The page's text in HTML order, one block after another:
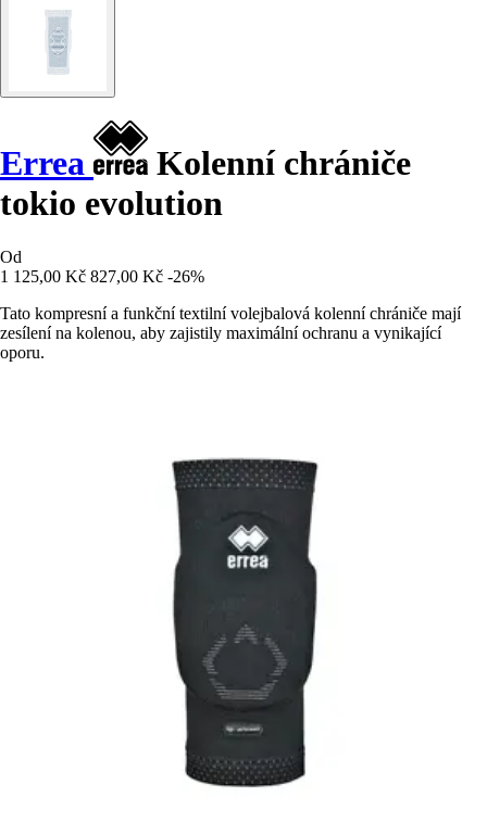
Errea
Kolenní chrániče
tokio evolution
Od
1 125,00 Kč 827,00 Kč -26%
Tato kompresní a funkční textilní volejbalová kolenní chrániče mají
zesílení na kolenou, aby zajistily maximální ochranu a vynikající
oporu.